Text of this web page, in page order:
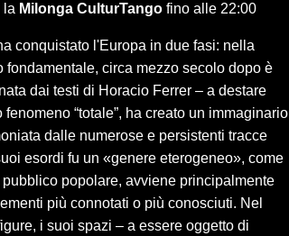
la Milonga CulturTango fino alle 22:00
conquistato l'Europa in due fasi: nella
circa mezzo secolo dopo è
dai testi di Horacio Ferrer – a destare
“totale”, ha creato un immaginario
dalle numerose e persistenti tracce
esordi fu un «genere eterogeneo», come
popolare, avviene principalmente
più connotati o più conosciuti. Nel
i suoi spazi – a essere oggetto di